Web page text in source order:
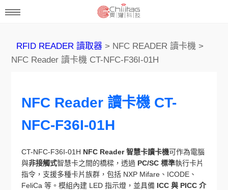
RFID READER 讀取器 > NFC READER 讀卡機 >
NFC Reader 讀卡機 CT-NFC-F36I-01H
NFC Reader 讀卡機 CT-
NFC-F36I-01H
CT-NFC-F36I-01H NFC Reader 智慧卡讀卡機可作為電腦
與非接觸式智慧卡之間的橋樑，透過 PC/SC 標準執行卡片
指令，支援多種卡片族群，包括 NXP Mifare、ICODE、
FeliCa 等。模組內建 LED 指示燈，並具備 ICC 與 PICC 介